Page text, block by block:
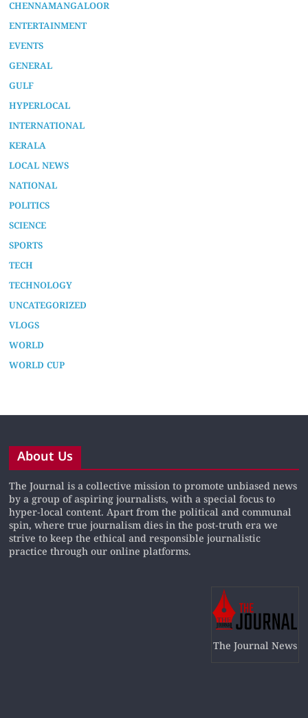
CHENNAMANGALOOR
ENTERTAINMENT
EVENTS
GENERAL
GULF
HYPERLOCAL
INTERNATIONAL
KERALA
LOCAL NEWS
NATIONAL
POLITICS
SCIENCE
SPORTS
TECH
TECHNOLOGY
UNCATEGORIZED
VLOGS
WORLD
WORLD CUP
About Us
The Journal is a collective mission to promote unbiased news
by a group of aspiring journalists, with a special focus to
hyper-local content. Apart from the political and communal
spin, where true journalism dies in the post-truth era we
strive to keep the ethical and responsible journalistic
practice through our online platforms.
The Journal News